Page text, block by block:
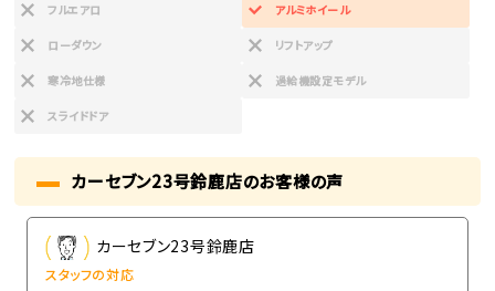
フルエアロ アルミホイール
ローダウン リフトアップ
寒冷地仕様 過給機設定モデル
スライドドア
カーセブン23号鈴鹿店のお客様の声
カーセブン23号鈴鹿店
スタッフの対応